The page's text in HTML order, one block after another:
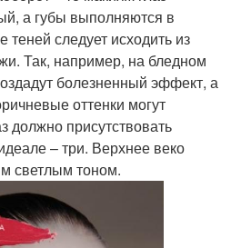
а губы выполняются в
следует исходить из
Так, например, на бледном
болезненный эффект, а
оттенки могут
должно присутствовать
– три. Верхнее веко
светлым тоном.